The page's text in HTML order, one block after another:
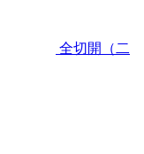
全切開（二